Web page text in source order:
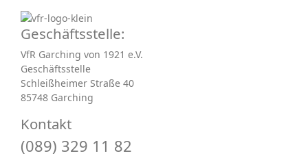
Geschäftsstelle:
VfR Garching von 1921 e.V.
Geschäftsstelle
Schleißheimer Straße 40
85748 Garching
Kontakt
(089) 329 11 82